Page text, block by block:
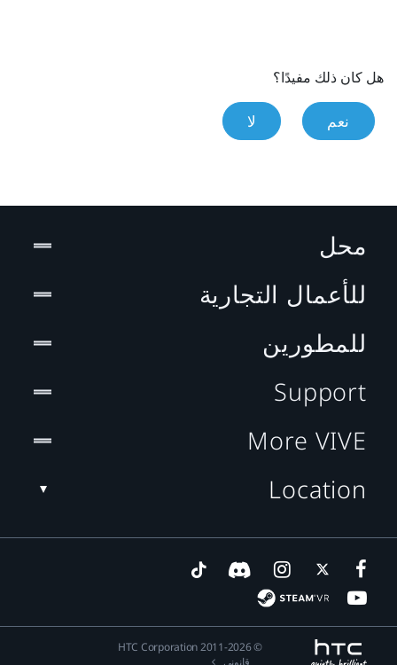
هل كان ذلك مفيدًا؟
نعم لا
محل
للأعمال التجارية
للمطورين
Support
More VIVE
Location
© 2011-2026 HTC Corporation